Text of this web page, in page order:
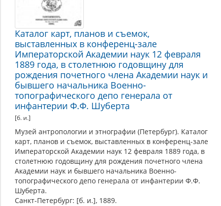
Каталог карт, планов и съемок,
выставленных в конференц-зале
Императорской Академии наук 12 февраля
1889 года, в столетнюю годовщину для
рождения почетного члена Академии наук и
бывшего начальника Военно-
топографического депо генерала от
инфантерии Ф.Ф. Шуберта
[б. и.]
Музей антропологии и этнографии (Петербург). Каталог
карт, планов и съемок, выставленных в конференц-зале
Императорской Академии наук 12 февраля 1889 года, в
столетнюю годовщину для рождения почетного члена
Академии наук и бывшего начальника Военно-
топографического депо генерала от инфантерии Ф.Ф.
Шуберта.
Санкт-Петербург: [б. и.], 1889.